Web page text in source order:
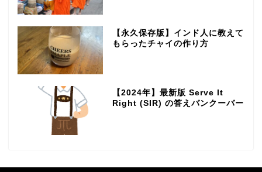
【永久保存版】インド人に教えて
もらったチャイの作り方
【2024年】最新版 Serve It
Right (SIR) の答えバンクーバー